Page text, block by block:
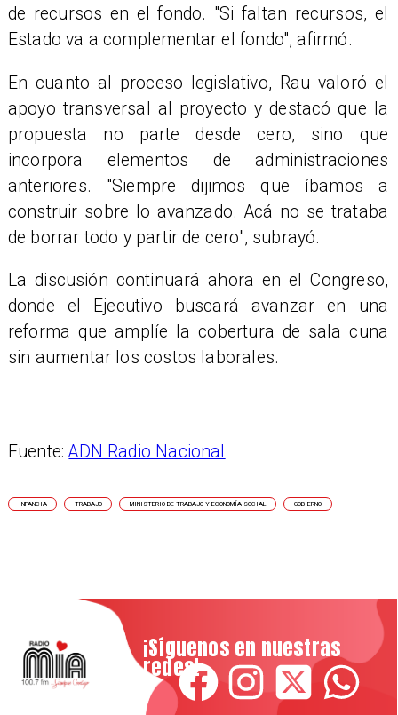
de recursos en el fondo. "Si faltan recursos, el
Estado va a complementar el fondo", afirmó.
En cuanto al proceso legislativo, Rau valoró el
apoyo transversal al proyecto y destacó que la
propuesta no parte desde cero, sino que
incorpora elementos de administraciones
anteriores. "Siempre dijimos que íbamos a
construir sobre lo avanzado. Acá no se trataba
de borrar todo y partir de cero", subrayó.
La discusión continuará ahora en el Congreso,
donde el Ejecutivo buscará avanzar en una
reforma que amplíe la cobertura de sala cuna
sin aumentar los costos laborales.
Fuente:ADN Radio Nacional
INFANCIA TRABAJO MINISTERIO DE TRABAJO Y ECONOMÍA SOCIAL GOBIERNO
¡Síguenos en nuestras
redes!